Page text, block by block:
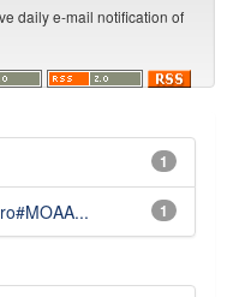
daily e-mail notification of
1
1